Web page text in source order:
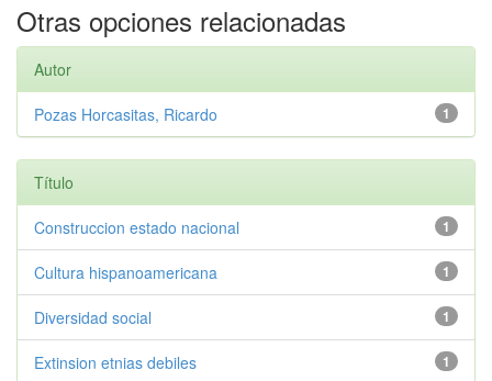
Otras opciones relacionadas
Autor
1
Pozas Horcasitas, Ricardo
Título
1
Construccion estado nacional
1
Cultura hispanoamericana
1
Diversidad social
1
Extinsion etnias debiles